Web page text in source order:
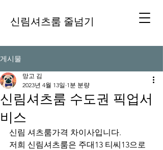
신림셔츠룸 줄넘기
게시물
신림셔츠룸 수도권 픽업서
비스
망고 김
2023년 4월 13일 1분 분량
신림 셔츠룸가격 차이사입니다.
저희 신림셔츠룸은 주대13 티씨13으로